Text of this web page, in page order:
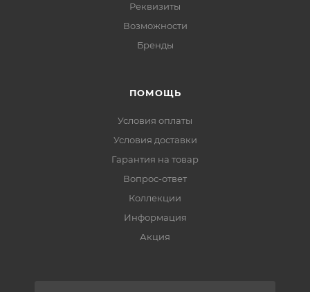
Реквизиты
Возможности
Бренды
ПОМОЩЬ
Условия оплаты
Условия доставки
Гарантия на товар
Вопрос-ответ
Коллекции
Информация
Акция